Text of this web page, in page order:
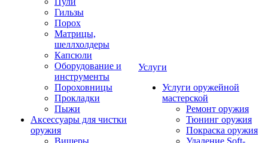
Гильзы
Порох
Матрицы,
шеллхолдеры
Капсюли
Оборудование и
инструменты
Пороховницы
Прокладки
Пыжи
Аксессуары для чистки
оружия
Вишеры
Услуги
Услуги оружейной
мастерской
Ремонт оружия
Тюнинг оружия
Покраска оружия
Удаление Soft-